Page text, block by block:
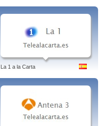
La 1 a la Carta